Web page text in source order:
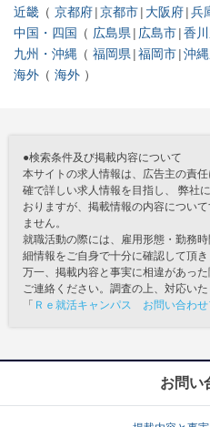
近畿
京都府 京都市 大阪府 兵
中国・四国
広島県 広島市 香
九州・沖縄
福岡県 福岡市 沖
海外
海外
●検索条件及び掲載内容について
本サイトの求人情報は、広告主の責
確で詳しい求人情報を目指し、 弊社
おりますが、掲載情報の内容につい
ません。
就職活動の際には、雇用形態・勤務
細情報をご自身で十分に確認して頂き
万一、掲載内容と事実に相違があっ
ご連絡ください。調査の上、対応いた
「 Ｒｅ就活キャンパス お問い合わ
お問い